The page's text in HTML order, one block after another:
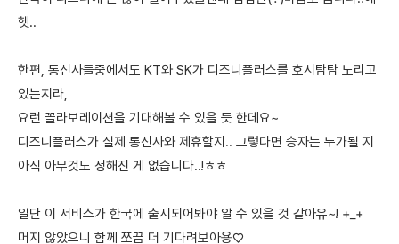
헷..
한편, 통신사들중에서도 KT와 SK가 디즈니플러스를 호시탐탐 노리고
있는지라,
요런 꼴라보레이션을 기대해볼 수 있을 듯 한데요~
디즈니플러스가 실제 통신사와 제휴할지.. 그렇다면 승자는 누가될 지
아직 아무것도 정해진 게 없습니다..!ㅎㅎ
일단 이 서비스가 한국에 출시되어봐야 알 수 있을 것 같아유~! +_+
머지 않았으니 함께 쪼끔 더 기다려보아용♡